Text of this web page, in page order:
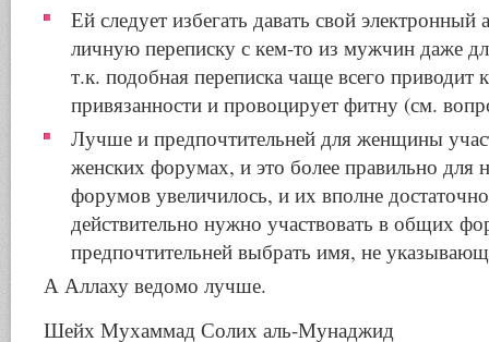
Ей следует избегать давать свой электронный
личную переписку с кем-то из мужчин даже
т.к. подобная переписка чаще всего приводит
привязанности и провоцирует фитну (см.
Лучше и предпочтительней для женщины
женских форумах, и это более правильно для
форумов увеличилось, и их вполне
действительно нужно участвовать в общих
предпочтительней выбрать имя, не
А Аллаху ведомо лучше.
Шейх Мухаммад Солих аль-Мунаджид